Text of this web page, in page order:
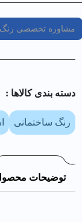
مشاوره تخصصی رنگ
دسته بندی کالا‌ها :
رنگ ساختمانی
توضیحات